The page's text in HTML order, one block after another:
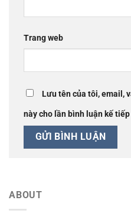
Trang web
Lưu tên của tôi, email,
này cho lần bình luận kế
ABOUT